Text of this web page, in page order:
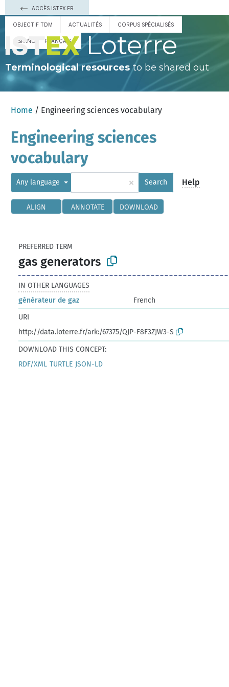
ACCÈS ISTEX.FR
OBJECTIF TDM ACTUALITÉS CORPUS SPÉCIALISÉS
ESPAÑOL FRANÇAIS Loterre
Terminological resourcesto be shared out
Home / Engineering sciences vocabulary
Engineering sciences
vocabulary
Any language × Search Help
ALIGN ANNOTATE DOWNLOAD
PREFERRED TERM
gas generators
IN OTHER LANGUAGES
générateur de gaz
French
URI
http://data.loterre.fr/ark:/67375/QJP-F8F3ZJW3-S
DOWNLOAD THIS CONCEPT:
RDF/XML TURTLE JSON-LD